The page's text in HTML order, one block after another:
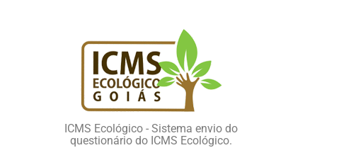
ICMS Ecológico - Sistema envio do
questionário do ICMS Ecológico.